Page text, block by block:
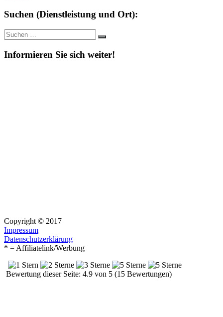
Suchen (Dienstleistung und Ort):
Suche
nach:
Suchen
Informieren Sie sich weiter!
Copyright © 2017
Impressum
Datenschutzerklärung
* = Affiliatelink/Werbung
Bewertung dieser Seite: 4.9 von 5 (15 Bewertungen)